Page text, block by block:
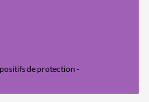
de protection -